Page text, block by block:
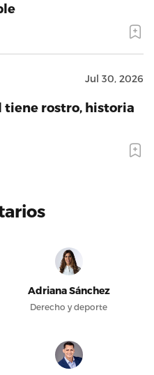
Jul 30, 2026
tiene rostro, historia
Adriana Sánchez
Derecho y deporte